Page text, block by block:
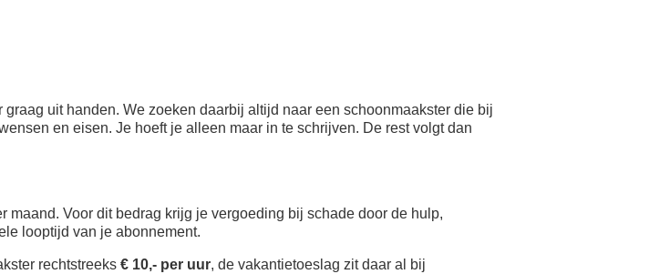
uit handen. We zoeken daarbij altijd naar een schoonmaakster die bij
en eisen. Je hoeft je alleen maar in te schrijven. De rest volgt dan
maand. Voor dit bedrag krijg je vergoeding bij schade door de hulp,
looptijd van je abonnement.
rechtstreeks € 10,- per uur, de vakantietoeslag zit daar al bij